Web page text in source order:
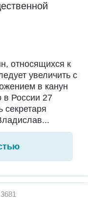
относящихся к
увеличить с
в канун
в России 27
секретаря
3681